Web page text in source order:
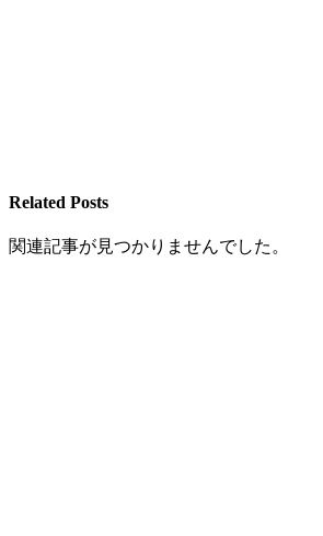
Related Posts
関連記事が見つかりませんでした。